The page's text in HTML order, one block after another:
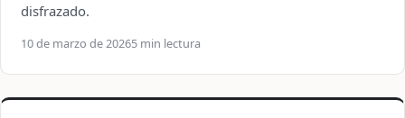
disfrazado.
10 de marzo de 20265 min lectura